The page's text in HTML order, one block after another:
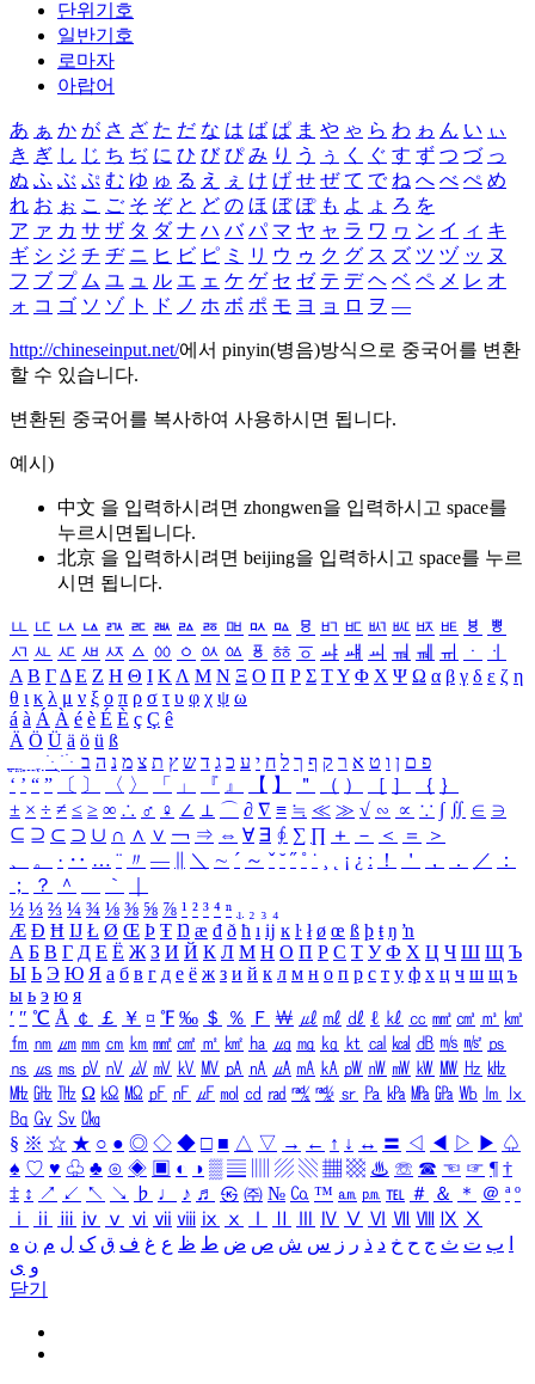
단위기호
일반기호
로마자
아랍어
あ ぁ か が さ ざ た だ な は ば ぱ ま や ゃ ら わ ゎ ん い ぃ
き ぎ し じ ち ぢ に ひ び ぴ み り う ぅ く ぐ す ず つ づ っ
ぬ ふ ぶ ぷ む ゆ ゅ る え ぇ け げ せ ぜ て で ね へ べ ぺ め
れ お ぉ こ ご そ ぞ と ど の ほ ぼ ぽ も よ ょ ろ を
ア ァ カ サ ザ タ ダ ナ ハ バ パ マ ヤ ャ ラ ワ ヮ ン イ ィ キ
ギ シ ジ チ ヂ ニ ヒ ビ ピ ミ リ ウ ゥ ク グ ス ズ ツ ヅ ッ ヌ
フ ブ プ ム ユ ュ ル エ ェ ケ ゲ セ ゼ テ デ ヘ ベ ペ メ レ オ
ォ コ ゴ ソ ゾ ト ド ノ ホ ボ ポ モ ヨ ョ ロ ヲ ―
http://chineseinput.net/에서 pinyin(병음)방식으로 중국어를 변환
할 수 있습니다.
변환된 중국어를 복사하여 사용하시면 됩니다.
예시)
中文 을 입력하시려면 zhongwen을 입력하시고 space를
누르시면됩니다.
北京 을 입력하시려면 beijing을 입력하시고 space를 누르
시면 됩니다.
ㅥ ㅦ ㅧ ㅨ ㅩ ㅪ ㅫ ㅬ ㅭ ㅮ ㅯ ㅰ ㅱ ㅲ ㅳ ㅴ ㅵ ㅶ ㅷ ㅸ
ㅹ
ㅺ ㅻ ㅼ ㅽ ㅾ ㅿ ㆀ ㆁ ㆂ ㆃ ㆄ ㆅ ㆆ ㆇ ㆈ ㆉ ㆊ ㆋ ㆌ ㆍ
ㆎ
Α Β ΓΔ Ε Ζ Η Θ Ι ΚΛ Μ Ν Ξ Ο Π Ρ Σ ΤΥ Φ Χ Ψ Ω α β γ δ ε ζ η
θ ι κ λ μ ν ξ ο π ρ σ τ υ φ χ ψ ω
á à Á À é è É È ç Ç ê
Ä Ö Ü ä ö ü ß
ִֶֹ ֻּ ׁׂ פ ם ן ו ט א ר ק ף ך ל ח י ע כ ג ד ש ץ ת צ מ נ ה ב
‘ ’ “ ” 〔 〕 〈 〉 「 」 『 』 【 】 ＂ （ ） ［ ］ ｛ ｝
± × ÷ ≠ ≤ ≥ ∞ ∴ ♂ ♀ ∠ ⊥ ⌒ ∂ ∇ ≡ ≒ ≪ ≫ √ ∽ ∝ ∵ ∫ ∬ ∈ ∋
⊆ ⊇ ⊂ ⊃ ∪ ∩ ∧ ∨ ￢ ⇒ ⇔ ∀ ∃ ∮ ∑ ∏ ＋ － ＜ ＝
＞
、
。 · ‥ … ¨ 〃 ― ＼ ∼ ´ ～ ˇ ˘ ˝ ˚ ˙ ¸ ¡ ¿ ː ！ ＇ ， ． ／
：
；
？ ＾ ｀
½ ⅓ ⅔ ¼ ¾ ⅛ ⅜ ⅝ ⅞ ¹ ² ³ ⁴ ⁿ ₁ ₂ ₃ ₄
Æ Ð Ħ Ĳ Ł Ø Œ Þ Ŧ Ŋ æ đ ð ħ ı ĳ ĸ ŀ ł ø œ ß þ ŧ ŋ ŉ
А Б В Г Д Е Ё Ж З И Й К Л М Н О П Р С Т У Ф Х Ц Ч Ш Щ Ъ
Ы Ь Э Ю Я а б в г д е ё ж з и й к л м н о п р с т у ф х ц ч ш щ ъ
ы ь э ю я
′ ″ ℃ Å ￠ ￡ ￥ ¤ ℉ ‰ ＄ ％ Ｆ ￦ ㎕ ㎖ ㎗ ℓ ㎘ ㏄ ㎣ ㎤ ㎥ ㎦
㎙ ㎚ ㎛ ㎜ ㎝ ㎞ ㎟ ㎠ ㎡ ㎢ ㏊ ㎍ ㎎ ㎏ ㏏ ㎈ ㎉ ㏈ ㎧ ㎨ ㎰
㎱ ㎲ ㎳ ㎴ ㎵ ㎶ ㎷ ㎸ ㎹ ㎀ ㎁ ㎂ ㎃ ㎄ ㎺ ㎻ ㎽ ㎾ ㎿ ㎐ ㎑
㎒ ㎓ ㎔ Ω ㏀ ㏁ ㎊ ㎋ ㎌ ㏖ ㏅ ㎭ ㎮ ㎯ ㏛ ㎩ ㎪ ㎫ ㎬ ㏝ ㏐
㏓
㏃ ㏉ ㏜ ㏆
§ ※ ☆ ★ ○ ● ◎ ◇ ◆ □ ■ △ ▽ → ← ↑ ↓ ↔ 〓 ◁ ◀ ▷ ▶ ♤
♠ ♡ ♥ ♧ ♣ ⊙ ◈ ▣ ◐ ◑ ▒ ▤ ▨ ▧ ▦ ▩ ♨ ☏ ☎ ☜ ☞ ¶ †
‡ ↕ ↗ ↙ ↖ ↘ ♭ ♩ ♪ ♬ ㉿ ㈜ № ㏇ ™ ㏂ ㏘ ℡ ＃ ＆ ＊ ＠ ª º
ⅰ
ⅱ ⅲ ⅳ ⅴ ⅵ ⅶ ⅷ ⅸ ⅹ Ⅳ Ⅴ Ⅵ Ⅶ Ⅷ Ⅸ Ⅹ
ب ت ث ج ح خ د ذ ر ز س ش ص ض ط ظ ع غ ف ق ک ل م ن ه
و ی
닫기